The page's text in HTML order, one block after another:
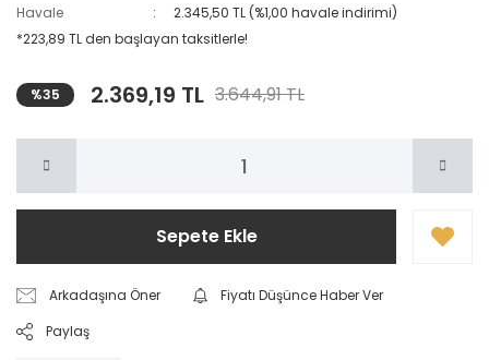
Havale
2.345,50 TL (%1,00 havale indirimi)
*223,89 TL den başlayan taksitlerle!
%35 2.369,19 TL 3.644,91 TL
Sepete Ekle
Arkadaşına Öner
Fiyatı Düşünce Haber Ver
Paylaş